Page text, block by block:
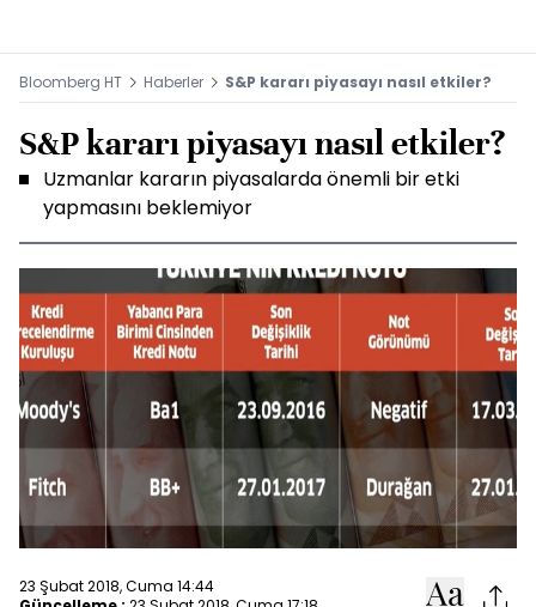
Bloomberg HT Haberler S&P kararı piyasayı nasıl etkiler?
S&P kararı piyasayı nasıl etkiler?
Uzmanlar kararın piyasalarda önemli bir etki
yapmasını beklemiyor
23 Şubat 2018, Cuma 14:44